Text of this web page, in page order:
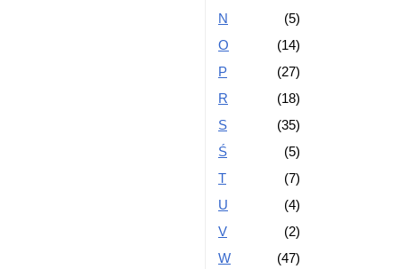
N
(5)
O
(14)
P
(27)
R
(18)
S
(35)
Ś
(5)
T
(7)
U
(4)
V
(2)
W
(47)